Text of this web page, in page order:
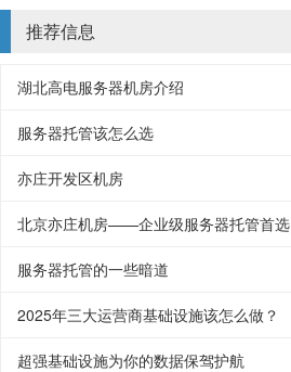
推荐信息
湖北高电服务器机房介绍
服务器托管该怎么选
亦庄开发区机房
北京亦庄机房——企业级服务器托管首选
服务器托管的一些暗道
2025年三大运营商基础设施该怎么做？
超强基础设施为你的数据保驾护航